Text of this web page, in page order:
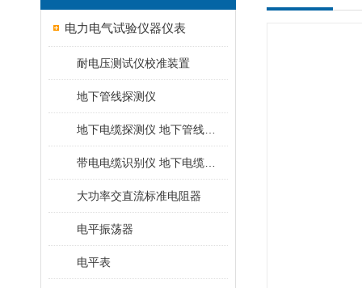
电力电气试验仪器仪表
耐电压测试仪校准装置
地下管线探测仪
大功率交直流标准电阻器
电平振荡器
电平表